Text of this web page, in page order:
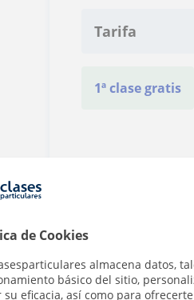
de Cookies
almacena datos,
básico del sitio,
su eficacia, así como para
Tarifa
1ª clase gratis